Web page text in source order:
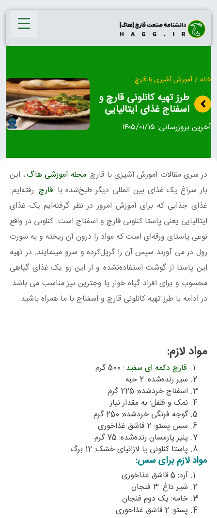
Skip
content
خانه / آموزش آشپزی با قارچ
طرز تهیه کانلونی قارچ و
اسفناج غذای ایتالیایی
آخرین بروزرسانی: ۱۴۰۵/۰۱/۱۵
در سری مقالات آموزش آشپزی با قارچ مجله آموزشی هاگ، این
بار سراغ یک غذای بین المللی دیگر طبخ‌شده با قارچ رفته‌ایم.
غذای جذابی که برای آموزش امروز در نظر گرفته‌ایم یک غذای
ایتالیایی یعنی پاستا کنلونی قارچ و اسفناج است. کنلونی در واقع
نوعی پاستای ورقه‌ای است که مواد را درون آن ریخته و به سورت
رول در می آورند سپس آن را گریل‌کرده و سرو مینمایند. در تهیه
این پاستا از گوشت استفاده‌نشده و از این رو یک غذای گیاهی
محسوب و برای افراد گیاه خوار یا وجترین نیز مناسب می باشد.
در ادامه با طرز تهیه کانلونی قارچ و اسفناج با ما همراه باشید.
مواد لازم:
قارچ دکمه ای سفید: 500 گرم
سیر رنده‌شده: 2 حبه
اسفناج خردشده: 225 گرم
نمک و فلفل: به مقدار نیاز
گوجه‌ فرنگی خردشده: 250 گرم
سس پستو: 2 قاشق غذاخوری
پنیر پارمسان رنده‌شده: 75 گرم
پاستا کنلونی یا لازانیای خشک: 12 برگ
مواد لازم برای سس:
آرد: 5 قاشق غذاخوری
شیر داغ: 3 فنجان
خامه: یک‌ دوم فنجان
پستو: 2 قاشق غذاخوری